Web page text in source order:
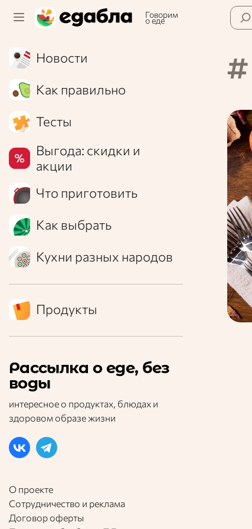
Говорим
о еде
Новости
Как правильно
Тесты
Выгода: скидки и
акции
Что приготовить
Как выбрать
Кухни разных народов
Продукты
Рассылка о еде, без
воды
интересное о продуктах, блюдах и
здоровом образе жизни
О проекте
Сотрудничество и реклама
Договор оферты
#